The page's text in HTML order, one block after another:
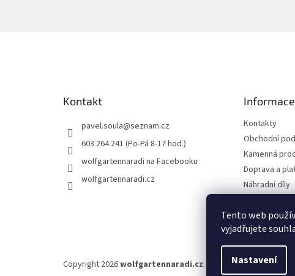
Tento web
vyjadřujete
Nastavení
Kontakt
pavel.soula@seznam.cz
603 264 241 (Po-Pá 8-17 hod.)
wolfgartennaradi na Facebooku
wolfgartennaradi.cz
Kontakty
Obchodní
Kamenná
Doprava a
Náhradní díly
Moje
Copyright 2026wolfgartennaradi.cz. Všechna práva vyhrazena.